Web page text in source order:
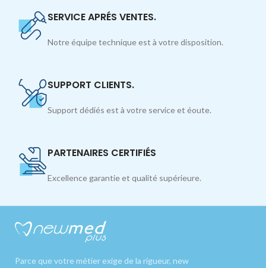
SERVICE APRÉS VENTES.
Notre équipe technique est à votre disposition.
SUPPORT CLIENTS.
Support dédiés est à votre service et éoute.
PARTENAIRES CERTIFIÉS
Excellence garantie et qualité supérieure.
Parce que votre métier exige de la rigueur, new